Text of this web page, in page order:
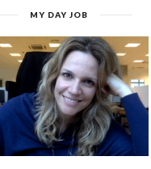
MY DAY JOB